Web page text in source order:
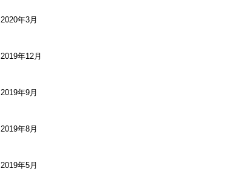
2020年3月
2019年12月
2019年9月
2019年8月
2019年5月